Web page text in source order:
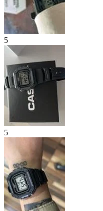
5
5